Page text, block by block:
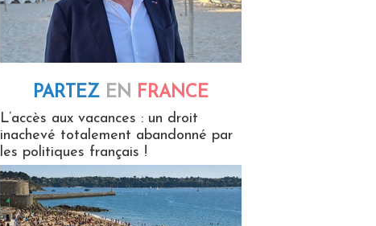
PARTEZ EN FRANCE
L’accès aux vacances : un droit
inachevé totalement abandonné par
les politiques français !